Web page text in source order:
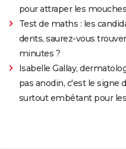
pour attraper les
Test de maths : les
dents, saurez-vous
minutes ?
Isabelle Gallay,
pas anodin, c'est le signe
surtout embêtant pour